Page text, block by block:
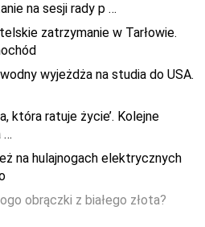
na sesji rady p …
zatrzymanie w Tarłowie.
wyjeżdża na studia do USA.
która ratuje życie’. Kolejne
…
na hulajnogach elektrycznych
obrączki z białego złota?